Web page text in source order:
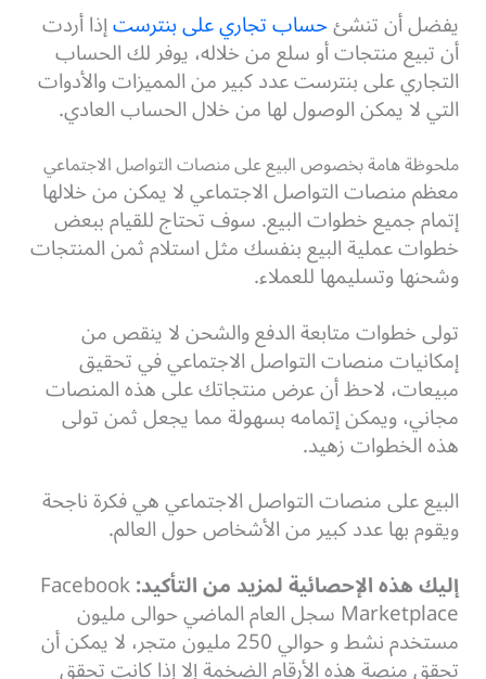
يفضل أن تنشئحساب تجاري على بنترستإذا أردت
أن تبيع منتجات أو سلع من خلاله، يوفر لك الحساب
التجاري على بنترست عدد كبير من المميزات والأدوات
التي لا يمكن الوصول لها من خلال الحساب العادي.
ملحوظة هامة بخصوص البيع على منصات التواصل الاجتماعي
معظم منصات التواصل الاجتماعي لا يمكن من خلالها
إتمام جميع خطوات البيع. سوف تحتاج للقيام ببعض
خطوات عملية البيع بنفسك مثل استلام ثمن المنتجات
وشحنها وتسليمها للعملاء.
تولى خطوات متابعة الدفع والشحن لا ينقص من
إمكانيات منصات التواصل الاجتماعي في تحقيق
مبيعات، لاحظ أن عرض منتجاتك على هذه المنصات
مجاني، ويمكن إتمامه بسهولة مما يجعل ثمن تولى
هذه الخطوات زهيد.
البيع على منصات التواصل الاجتماعي هي فكرة ناجحة
ويقوم بها عدد كبير من الأشخاص حول العالم.
إليك هذه الإحصائية لمزيد من التأكيد:Facebook
Marketplace سجل العام الماضي حوالى مليون
مستخدم نشط و حوالي 250 مليون متجر، لا يمكن أن